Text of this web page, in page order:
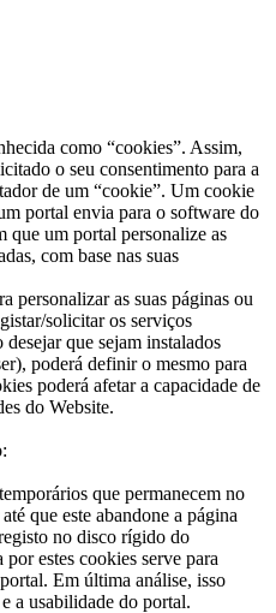
como “cookies”. Assim,
o seu consentimento para a
de um “cookie”. Um cookie
portal envia para o software do
que um portal personalize as
com base nas suas
personalizar as suas páginas ou
solicitar os serviços
que sejam instalados
poderá definir o mesmo para
poderá afetar a capacidade de
do Website.
que permanecem no
que este abandone a página
no disco rígido do
estes cookies serve para
Em última análise, isso
a usabilidade do portal.